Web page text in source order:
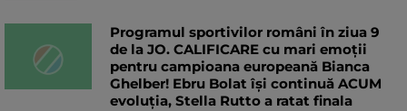
Programul sportivilor români în ziua 9
de la JO. CALIFICARE cu mari emoții
pentru campioana europeană Bianca
Ghelber! Ebru Bolat își continuă ACUM
evoluția, Stella Rutto a ratat finala